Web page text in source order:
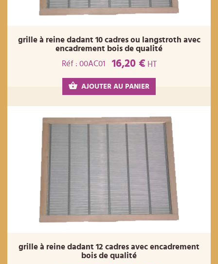
grille à reine dadant 10 cadres ou langstroth avec
encadrement bois de qualité
Réf : 00AC01
16,20 € HT
AJOUTER AU PANIER
grille à reine dadant 12 cadres avec encadrement
bois de qualité